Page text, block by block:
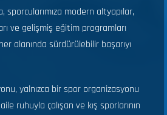
modern altyapılar,
ve gelişmiş eğitim programları
alanında sürdürülebilir başarıyı
yalnızca bir spor organizasyonu
ruhuyla çalışan ve kış sporlarının